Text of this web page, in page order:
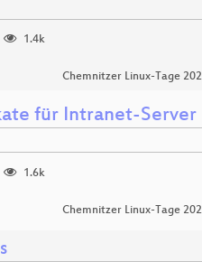
1.4k
Chemnitzer Linux-Tage
für Intranet-Server
1.6k
Chemnitzer Linux-Tage